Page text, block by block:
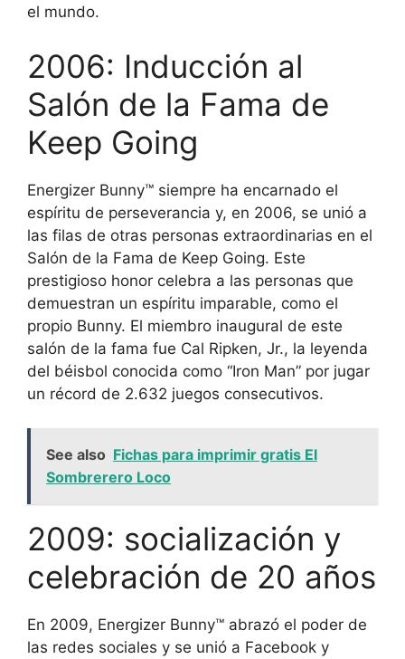
el mundo.
2006: Inducción al
Salón de la Fama de
Keep Going
Energizer Bunny™ siempre ha encarnado el
espíritu de perseverancia y, en 2006, se unió a
las filas de otras personas extraordinarias en el
Salón de la Fama de Keep Going. Este
prestigioso honor celebra a las personas que
demuestran un espíritu imparable, como el
propio Bunny. El miembro inaugural de este
salón de la fama fue Cal Ripken, Jr., la leyenda
del béisbol conocida como “Iron Man” por jugar
un récord de 2.632 juegos consecutivos.
See also Fichas para imprimir gratis El
Sombrerero Loco
2009: socialización y
celebración de 20 años
En 2009, Energizer Bunny™ abrazó el poder de
las redes sociales y se unió a Facebook y